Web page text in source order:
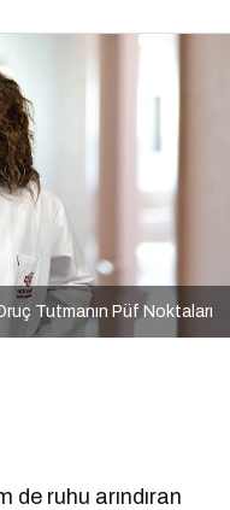
Tutmanın Püf Noktaları
de ruhu arındıran